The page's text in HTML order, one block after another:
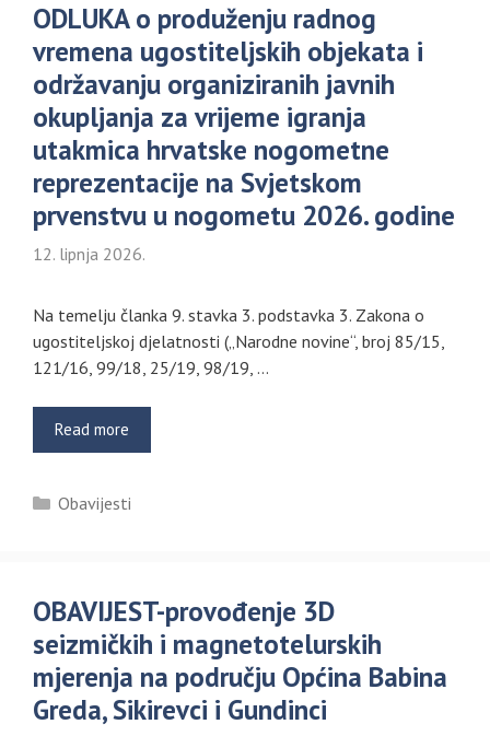
ODLUKA o produženju radnog
vremena ugostiteljskih objekata i
održavanju organiziranih javnih
okupljanja za vrijeme igranja
utakmica hrvatske nogometne
reprezentacije na Svjetskom
prvenstvu u nogometu 2026. godine
12. lipnja 2026.
Na temelju članka 9. stavka 3. podstavka 3. Zakona o
ugostiteljskoj djelatnosti („Narodne novine“, broj 85/15,
121/16, 99/18, 25/19, 98/19, …
Read more
Kategorije
Obavijesti
OBAVIJEST-provođenje 3D
seizmičkih i magnetotelurskih
mjerenja na području Općina Babina
Greda, Sikirevci i Gundinci